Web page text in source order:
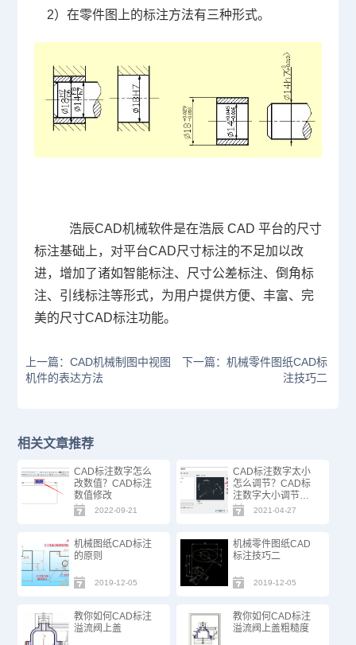
2）在零件图上的标注方法有三种形式。
浩辰CAD机械软件是在浩辰 CAD 平台的尺寸
标注基础上，对平台CAD尺寸标注的不足加以改
进，增加了诸如智能标注、尺寸公差标注、倒角标
注、引线标注等形式，为用户提供方便、丰富、完
美的尺寸CAD标注功能。
上一篇：CAD机械制图中视图
机件的表达方法
下一篇：机械零件图纸CAD标
注技巧二
相关文章推荐
CAD标注数字怎么
改数值？CAD标注
数值修改
2022-09-21
CAD标注数字太小
怎么调节？CAD标
注数字大小调节方
法
2021-04-27
机械图纸CAD标注
的原则
2019-12-05
机械零件图纸CAD
标注技巧二
2019-12-05
教你如何CAD标注
溢流阀上盖
教你如何CAD标注
溢流阀上盖粗糙度